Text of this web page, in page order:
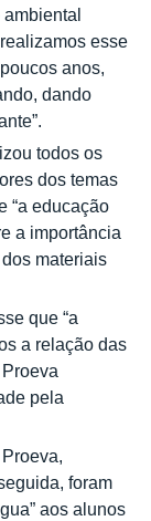
esse
anos,
dando
todos os
dos temas
“a educação
a importância
materiais
que “a
a relação das
pela
foram
aos alunos